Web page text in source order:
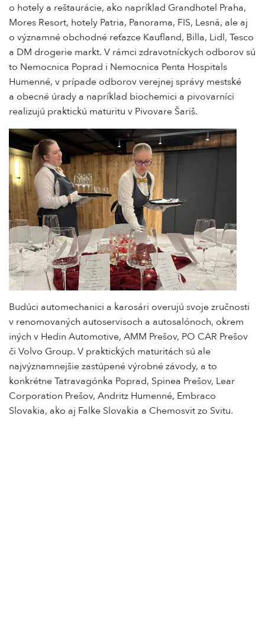
o hotely a reštaurácie, ako napríklad Grandhotel Praha,
Mores Resort, hotely Patria, Panorama, FIS, Lesná, ale aj
o významné obchodné reťazce Kaufland, Billa, Lidl, Tesco
a DM drogerie markt. V rámci zdravotníckych odborov sú
to Nemocnica Poprad i Nemocnica Penta Hospitals
Humenné, v prípade odborov verejnej správy mestské
a obecné úrady a napríklad biochemici a pivovarníci
realizujú praktickú maturitu v Pivovare Šariš.
Budúci automechanici a karosári overujú svoje zručnosti
v renomovaných autoservisoch a autosalónoch, okrem
iných v Hedin Automotive, AMM Prešov, PO CAR Prešov
či Volvo Group. V praktických maturitách sú ale
najvýznamnejšie zastúpené výrobné závody, a to
konkrétne Tatravagónka Poprad, Spinea Prešov, Lear
Corporation Prešov, Andritz Humenné, Embraco
Slovakia, ako aj Falke Slovakia a Chemosvit zo Svitu.